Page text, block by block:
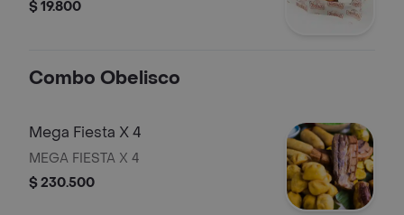
$ 19.800
Combo Obelisco
Mega Fiesta X 4
MEGA FIESTA X 4
$ 230.500